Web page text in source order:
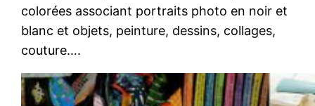
colorées associant portraits photo en noir et
blanc et objets, peinture, dessins, collages,
couture….